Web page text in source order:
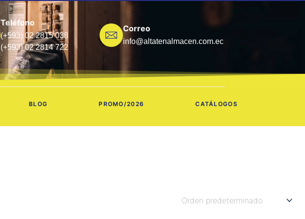
Teléfono
(+593) 02 2815 038
(+593) 02 2814 722
Correo
info@altatenalmacen.com.ec
BLOG PROMO/2026 CATÁLOGOS